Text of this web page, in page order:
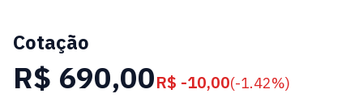
Cotação
R$ 690,00R$ -10,00(-1.42%)